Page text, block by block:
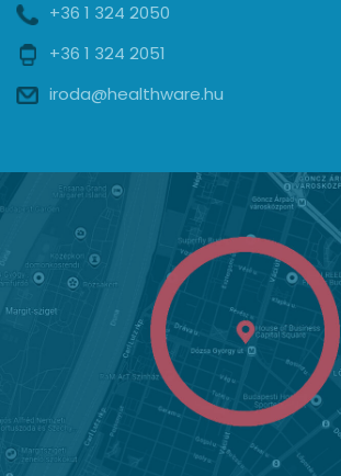
+36 1 324 2050
+36 1 324 2051
iroda@healthware.hu